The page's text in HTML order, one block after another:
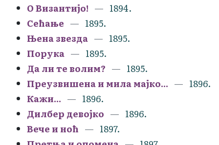
О Византијо!
1894.
Сећање
1895.
Њена звезда
1895.
Порука
1895.
Да ли те волим?
1895.
Преузвишена и мила мајко...
1896.
Кажи...
1896.
Дилбер девојко
1896.
Вече и ноћ
1897.